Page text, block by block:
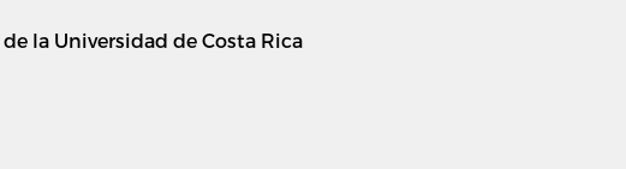
la Universidad de Costa Rica